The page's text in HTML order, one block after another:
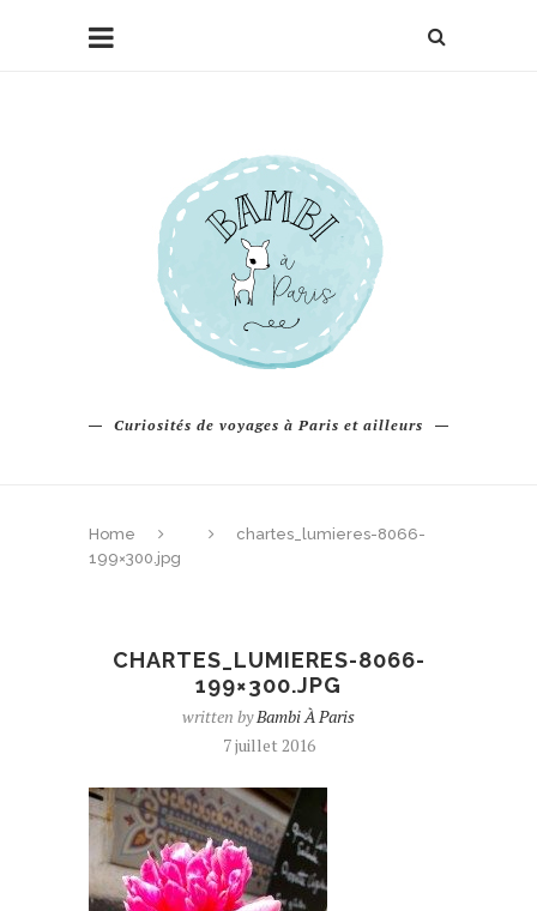
Curiosités de voyages à Paris et ailleurs
Home
chartes_lumieres-8066-
199×300.jpg
CHARTES_LUMIERES-8066-
199×300.JPG
written byBambi À Paris
7 juillet 2016